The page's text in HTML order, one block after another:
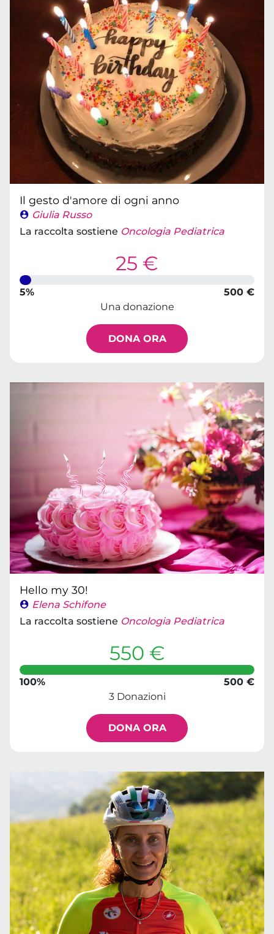
Il gesto d'amore di ogni anno
Giulia Russo
La raccolta sostiene Oncologia Pediatrica
25 €
5%
500 €
Una donazione
DONA ORA
Hello my 30!
Elena Schifone
La raccolta sostiene Oncologia Pediatrica
550 €
100%
500 €
3 Donazioni
DONA ORA